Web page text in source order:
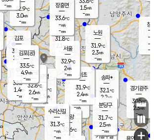
과천
- ℃
-m/s
- mm
용인
경기광주
30.5℃
2.3m/s
-mm
32.9℃
3.0m/s
-mm
창
-
-m/
-
-mm
의왕
30.6℃
1.1m/s
김포
33.1℃
1.2 m/s
mm
광명
33.4 ℃
2.3 m/s
-mm
부천
33.3℃
1.4m/s
-mm
구로
32.8℃
2.6m/s
-mm
은평
31.8℃
2.1 m/s
- mm
노원
31.9℃
2.3m/s
-mm
송파*
32.1℃
2.2m/s
-mm
서초
31.9℃
2.4m/s
-mm
℃
1.5m/s
-mm
기흥구갈
수리산길
31.3℃
-m/s
-mm
분당구
31.7℃
2.5m/s
-mm
장흥면
33.6℃
-m/s
-mm
김포(공)
33.5℃
4.9m/s
-mm
서울
32.9℃
2m/s
-mm
+